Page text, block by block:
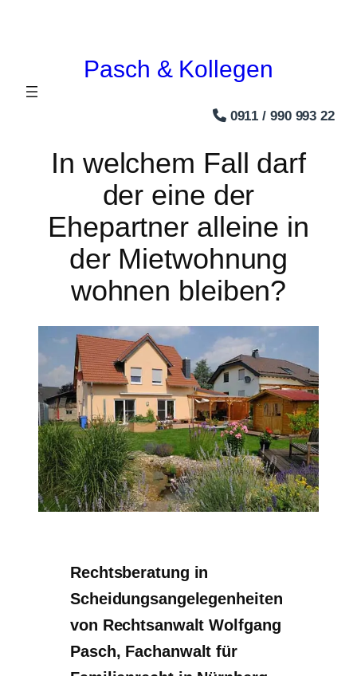
springen
Pasch & Kollegen
0911 / 990 993 22
In welchem Fall darf
der eine der
Ehepartner alleine in
der Mietwohnung
wohnen bleiben?
Rechtsberatung in
Scheidungsangelegenheiten
von Rechtsanwalt Wolfgang
Pasch, Fachanwalt für